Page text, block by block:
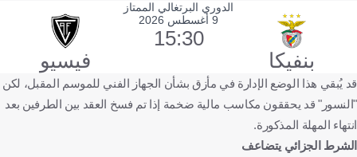
الدوري البرتغالي الممتاز
بنفيكا
9 أغسطس 2026
15:30
فيسيو
قد يُبقي هذا الوضع الإدارة في مأزق بشأن الجهاز الفني للموسم المقبل، لكن
"النسور" قد يحققون مكاسب مالية ضخمة إذا تم فسخ العقد بين الطرفين بعد
انتهاء المهلة المذكورة.
الشرط الجزائي يتضاعف